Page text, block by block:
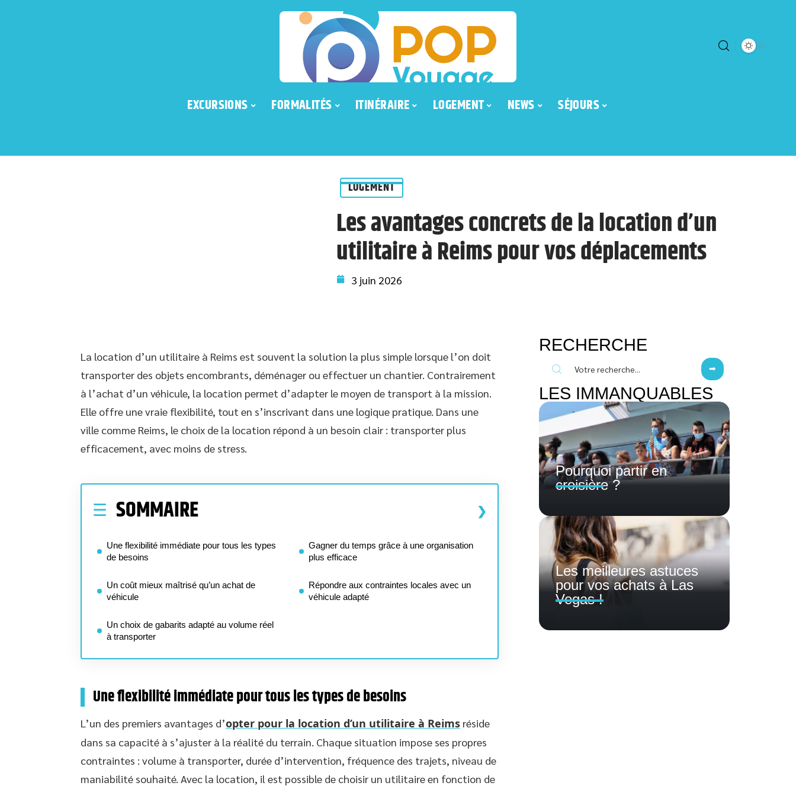
EXCURSIONS FORMALITÉS ITINÉRAIRE LOGEMENT NEWS SÉJOURS
LOGEMENT
Les avantages concrets de la location d’un
utilitaire à Reims pour vos déplacements
3 juin 2026
La location d’un utilitaire à Reims est souvent la solution la plus simple lorsque l’on doit
transporter des objets encombrants, déménager ou effectuer un chantier. Contrairement
à l’achat d’un véhicule, la location permet d’adapter le moyen de transport à la mission.
Elle offre une vraie flexibilité, tout en s’inscrivant dans une logique pratique. Dans une
ville comme Reims, le choix de la location répond à un besoin clair : transporter plus
efficacement, avec moins de stress.
SOMMAIRE
Une flexibilité immédiate pour tous les types
de besoins
Un coût mieux maîtrisé qu’un achat de
véhicule
Un choix de gabarits adapté au volume réel
à transporter
Gagner du temps grâce à une organisation
plus efficace
Répondre aux contraintes locales avec un
véhicule adapté
Une flexibilité immédiate pour tous les types de besoins
L’un des premiers avantages d’opter pour la location d’un utilitaire à Reims réside
dans sa capacité à s’ajuster à la réalité du terrain. Chaque situation impose ses propres
contraintes : volume à transporter, durée d’intervention, fréquence des trajets, niveau de
maniabilité souhaité. Avec la location, il est possible de choisir un utilitaire en fonction de
RECHERCHE
LES IMMANQUABLES
Pourquoi partir en
croisière ?
Les meilleures astuces
pour vos achats à Las
Vegas !